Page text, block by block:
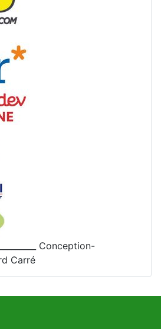
Conception-
Carré